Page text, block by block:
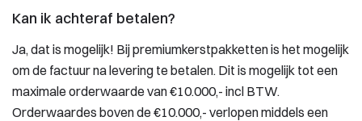
Kan ik achteraf betalen?
Ja, dat is mogelijk! Bij premiumkerstpakketten is het mogelijk
om de factuur na levering te betalen. Dit is mogelijk tot een
maximale orderwaarde van €10.000,- incl BTW.
Orderwaardes boven de €10.000,- verlopen middels een